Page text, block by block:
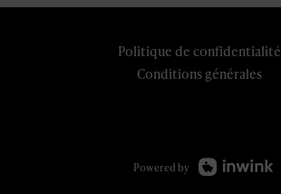
Politique de confidentialité
Conditions générales
Powered by